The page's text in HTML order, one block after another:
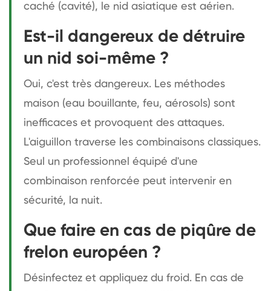
caché (cavité), le nid asiatique est aérien.
Est-il dangereux de détruire
un nid soi-même ?
Oui, c'est très dangereux. Les méthodes
maison (eau bouillante, feu, aérosols) sont
inefficaces et provoquent des attaques.
L'aiguillon traverse les combinaisons classiques.
Seul un professionnel équipé d'une
combinaison renforcée peut intervenir en
sécurité, la nuit.
Que faire en cas de piqûre de
frelon européen ?
Désinfectez et appliquez du froid. En cas de